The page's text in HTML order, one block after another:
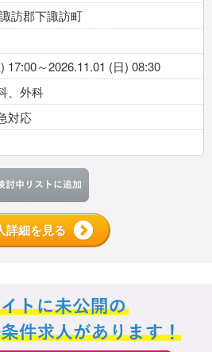
訪郡下諏訪町
17:00～2026.11.01 (日) 08:30
、外科
対応
詳細を見る